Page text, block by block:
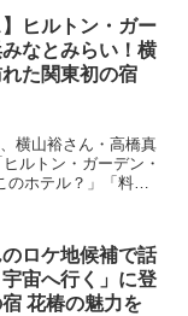
】ヒルトン・ガー
なとみらい！横
た関東初の宿
横山裕さん・高橋真
ルトン・ガーデン・
ロケ地候補で話
宙へ行く」に登
花椿の魅力を